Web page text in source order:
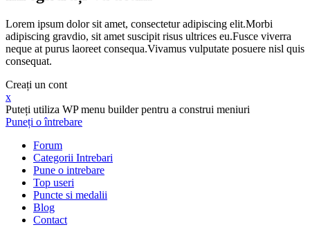
Lorem ipsum dolor sit amet, consectetur adipiscing elit.Morbi
adipiscing gravdio, sit amet suscipit risus ultrices eu.Fusce viverra
neque at purus laoreet consequa.Vivamus vulputate posuere nisl quis
consequat.
Creați un cont
x
Puteți utiliza WP menu builder pentru a construi meniuri
Puneți o întrebare
Forum
Categorii Intrebari
Pune o intrebare
Top useri
Puncte si medalii
Blog
Contact